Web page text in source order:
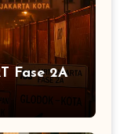
Fase 2A